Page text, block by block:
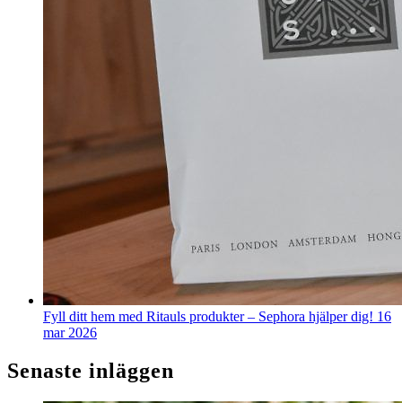
Fyll ditt hem med Ritauls produkter – Sephora hjälper dig! 16
mar 2026
Senaste inläggen